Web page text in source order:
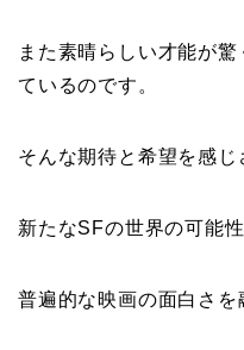
また素晴らしい才能が
ているのです。
そんな期待と希望を感じ
新たなSFの世界の可能性
普遍的な映画の面白さを